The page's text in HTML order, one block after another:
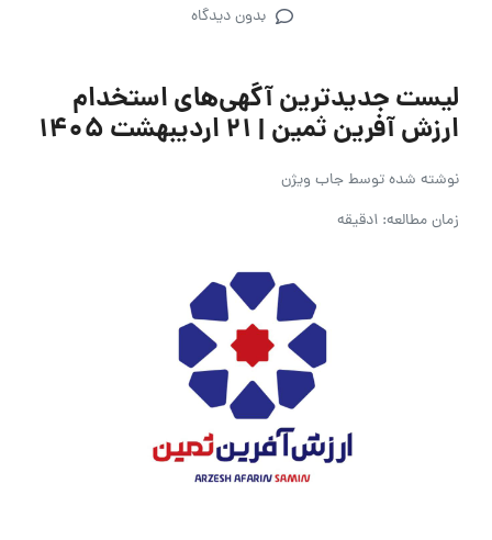
بدون دیدگاه
لیست جدیدترین آگهی‌های استخدام
ارزش آفرین ثمین | ۲۱ اردیبهشت ۱۴۰۵
نوشته شده توسطجاب ویژن
زمان مطالعه: 1دقیقه